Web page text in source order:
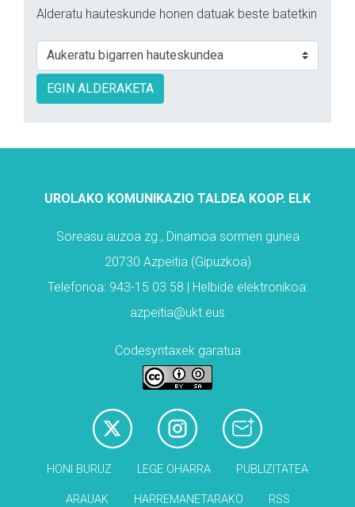
Alderatu hauteskunde honen datuak beste batetkin
EGIN ALDERAKETA
UROLAKO KOMUNIKAZIO TALDEA KOOP. ELK
Soreasu auzoa zg., Dinamoa sormen gunea
20730 Azpeitia (Gipuzkoa)
Telefonoa: 943-15 03 58 | Helbide elektronikoa:
azpeitia@ukt.eus
Codesyntaxek garatua
HONI BURUZ LEGE OHARRA PUBLIZITATEA
ARAUAK HARREMANETARAKO RSS